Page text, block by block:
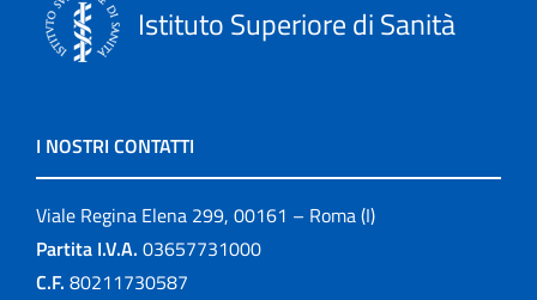
Istituto Superiore di Sanità
I NOSTRI CONTATTI
Viale Regina Elena 299, 00161 – Roma (I)
Partita I.V.A. 03657731000
C.F. 80211730587